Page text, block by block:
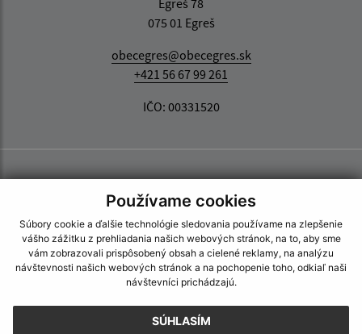
Používame cookies
Súbory cookie a ďalšie technológie sledovania používame na zlepšenie
vášho zážitku z prehliadania našich webových stránok, na to, aby sme
vám zobrazovali prispôsobený obsah a cielené reklamy, na analýzu
návštevnosti našich webových stránok a na pochopenie toho, odkiaľ naši
návštevníci prichádzajú.
SÚHLASÍM
Egreš 78
075 01 Egreš
obecegres@obecegres.sk
+421 56 67 99 261
IČO: 00331520